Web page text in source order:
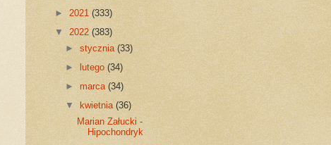
► 2021 (333)
▼ 2022 (383)
►stycznia(33)
►
lutego(34)
► marca(34)
▼
kwietnia(36)
Marian Załucki -
Hipochondryk